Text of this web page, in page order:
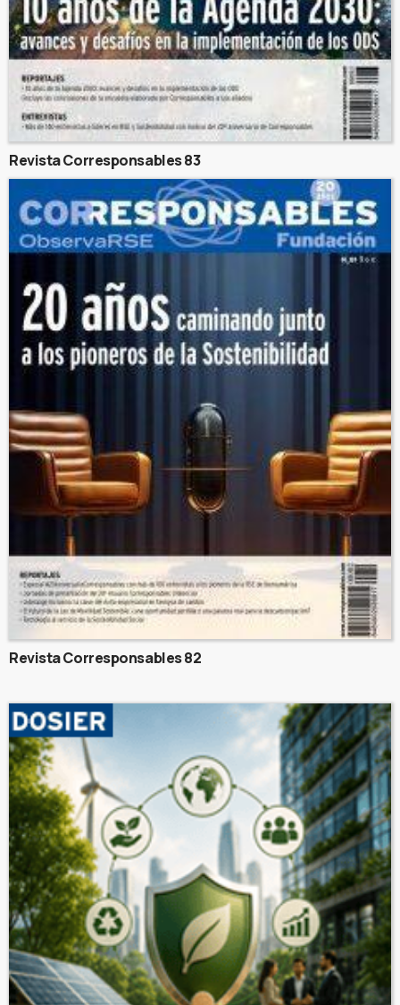
Revista Corresponsables 83
Revista Corresponsables 82